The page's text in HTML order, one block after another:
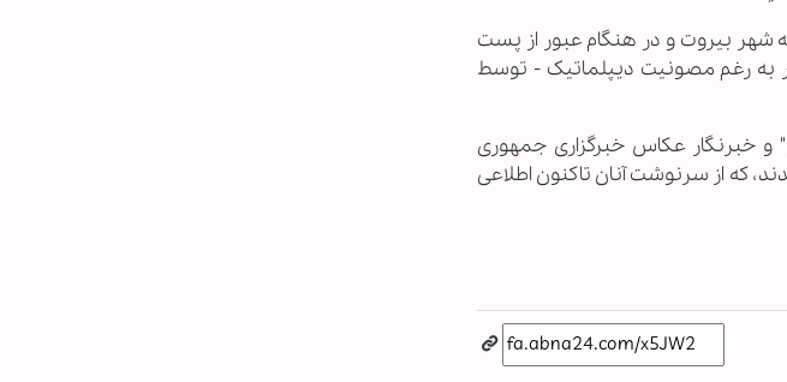
ورود به شهر بیروت و در هنگام عبور از پست
به رغم مصونیت دیپلماتیک - توسط
و خبرنگار عکاس خبرگزاری جمهوری
که از سرنوشت آنان تاکنون اطلاعی